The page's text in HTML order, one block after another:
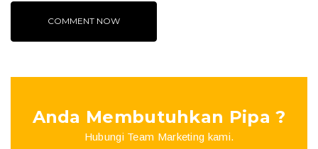
Anda Membutuhkan Pipa ?
Hubungi Team Marketing kami.